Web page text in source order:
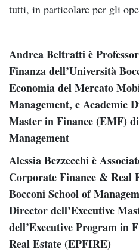
tutti, in particolare per gli
Andrea Beltratti è
Finanza dell’Università
Economia del Mercato
Management, e Academic
Master in Finance (EMF)
Management
Alessia Bezzecchi è
Corporate Finance & Real
Bocconi School of
Director dell’Executive
dell’Executive Program in
Real Estate (EPFIRE)